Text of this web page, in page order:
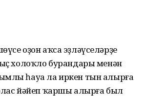
оҙон аҡса эҙләүселәрҙе
холоҡло бурандары менән
һауа ла иркен тын алырға
йәйеп ҡаршы алырға был